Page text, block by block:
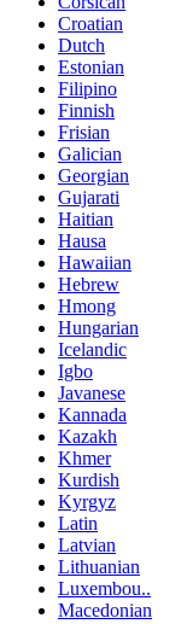
Croatian
Dutch
Estonian
Filipino
Finnish
Frisian
Galician
Georgian
Gujarati
Haitian
Hausa
Hawaiian
Hebrew
Hmong
Hungarian
Icelandic
Igbo
Javanese
Kannada
Kazakh
Khmer
Kurdish
Kyrgyz
Latin
Latvian
Lithuanian
Luxembou..
Macedonian